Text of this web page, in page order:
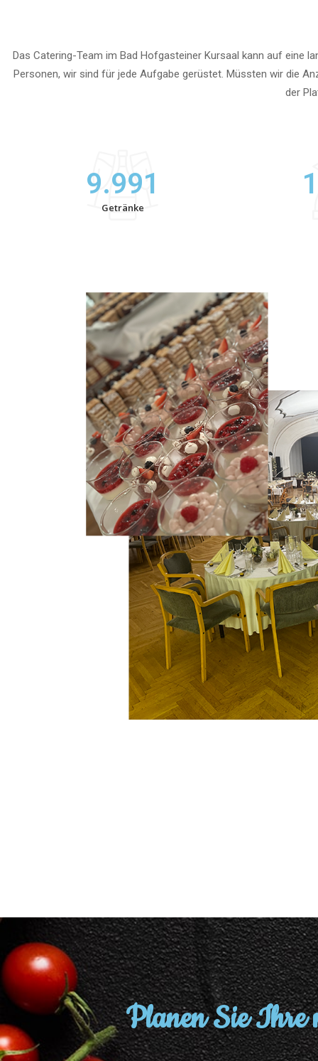
Das Catering-Team im Bad Hofgasteiner Kursaal kann auf eine
Personen, wir sind für jede Aufgabe gerüstet. Müssten wir die
der
Getränke
9.991
Planen Sie Ihre